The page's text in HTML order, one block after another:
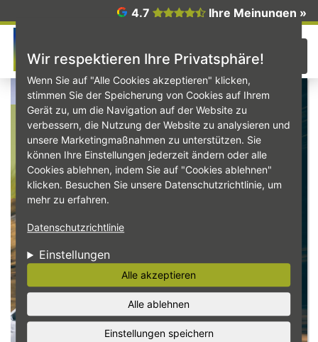
Wir respektieren Ihre Privatsphäre!
Wenn Sie auf "Alle Cookies akzeptieren" klicken,
stimmen Sie der Speicherung von Cookies auf Ihrem
Gerät zu, um die Navigation auf der Website zu
verbessern, die Nutzung der Website zu analysieren und
unsere Marketingmaßnahmen zu unterstützen. Sie
können Ihre Einstellungen jederzeit ändern oder alle
Cookies ablehnen, indem Sie auf "Cookies ablehnen"
klicken. Besuchen Sie unsere Datenschutzrichtlinie, um
mehr zu erfahren.
Datenschutzrichtlinie
Einstellungen
Alle akzeptieren
Alle ablehnen
Einstellungen speichern
4.7 Ihre Meinungen »
Stuhler &
Fischer